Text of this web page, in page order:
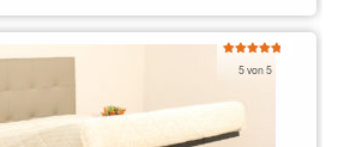
5 von 5